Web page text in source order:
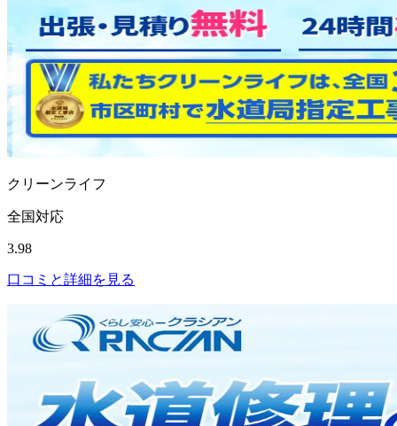
クリーンライフ
全国対応
3.98
口コミと詳細を見る